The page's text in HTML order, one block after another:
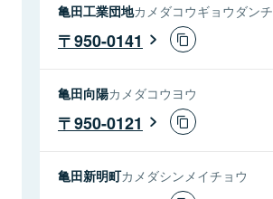
亀田工業団地カメダコウギョウダンチ
950-0141
亀田向陽カメダコウヨウ
950-0121
亀田新明町カメダシンメイチョウ